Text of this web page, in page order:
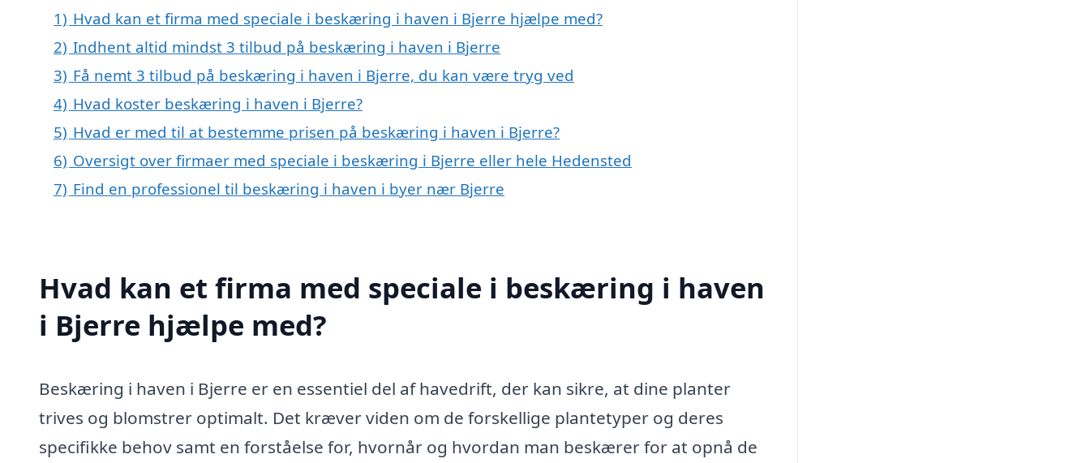
1) Hvad kan et firma med speciale i beskæring i haven i Bjerre hjælpe med?
2) Indhent altid mindst 3 tilbud på beskæring i haven i Bjerre
3) Få nemt 3 tilbud på beskæring i haven i Bjerre, du kan være tryg ved
4) Hvad koster beskæring i haven i Bjerre?
5) Hvad er med til at bestemme prisen på beskæring i haven i Bjerre?
6) Oversigt over firmaer med speciale i beskæring i Bjerre eller hele Hedensted
7) Find en professionel til beskæring i haven i byer nær Bjerre
Hvad kan et firma med speciale i beskæring i haven
i Bjerre hjælpe med?
Beskæring i haven i Bjerre er en essentiel del af havedrift, der kan sikre, at dine planter
trives og blomstrer optimalt. Det kræver viden om de forskellige plantetyper og deres
specifikke behov samt en forståelse for, hvornår og hvordan man beskærer for at opnå de